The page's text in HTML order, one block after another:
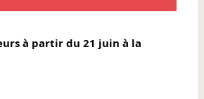
à partir du 21 juin à la